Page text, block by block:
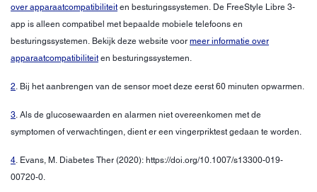
over apparaatcompatibiliteit en besturingssystemen. De FreeStyle Libre 3-
app is alleen compatibel met bepaalde mobiele telefoons en
besturingssystemen. Bekijk deze website voor meer informatie over
apparaatcompatibiliteit en besturingssystemen.
2. Bij het aanbrengen van de sensor moet deze eerst 60 minuten opwarmen.
3. Als de glucosewaarden en alarmen niet overeenkomen met de
symptomen of verwachtingen, dient er een vingerpriktest gedaan te worden.
4. Evans, M. Diabetes Ther (2020): https://doi.org/10.1007/s13300-019-
00720-0.